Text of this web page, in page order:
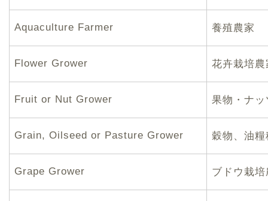
Aquaculture Farmer 養殖農家
Flower Grower 花卉栽培農
Fruit or Nut Grower 果物・ナ
Grain, Oilseed or Pasture Grower 穀物、油
Grape Grower ブドウ栽培